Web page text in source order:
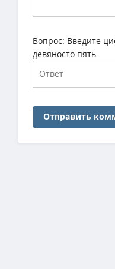
Вопрос: Введите
девяносто пять
Отправить